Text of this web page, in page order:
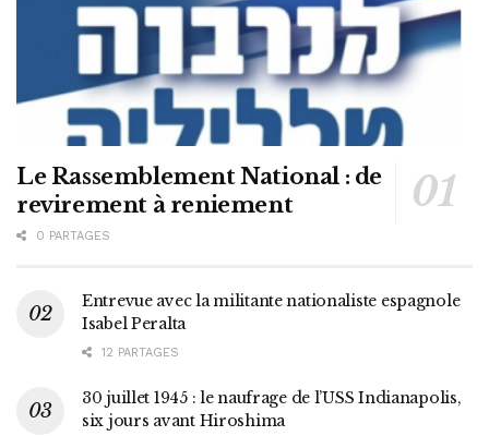
Le Rassemblement National : de
revirement à reniement
0 PARTAGES
Entrevue avec la militante nationaliste espagnole
Isabel Peralta
12 PARTAGES
30 juillet 1945 : le naufrage de l’USS Indianapolis,
six jours avant Hiroshima